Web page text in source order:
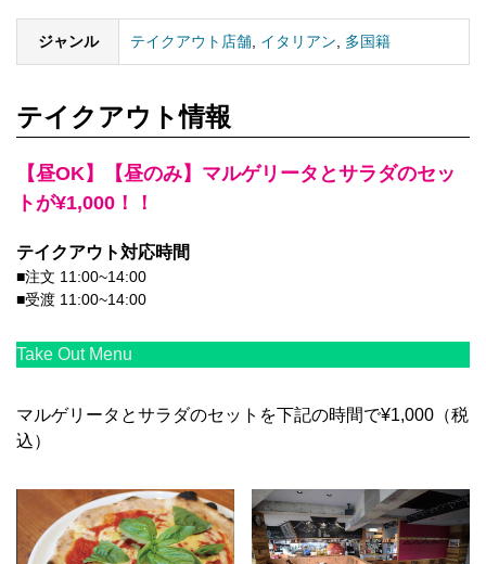
ジャンル テイクアウト店舗 イタリアン 多国籍
テイクアウト情報
【昼OK】【昼のみ】マルゲリータとサラダのセッ
トが¥1,000！！
テイクアウト対応時間
■注文 11:00~14:00
■受渡 11:00~14:00
Take Out Menu
マルゲリータとサラダのセットを下記の時間で¥1,000（税
込）